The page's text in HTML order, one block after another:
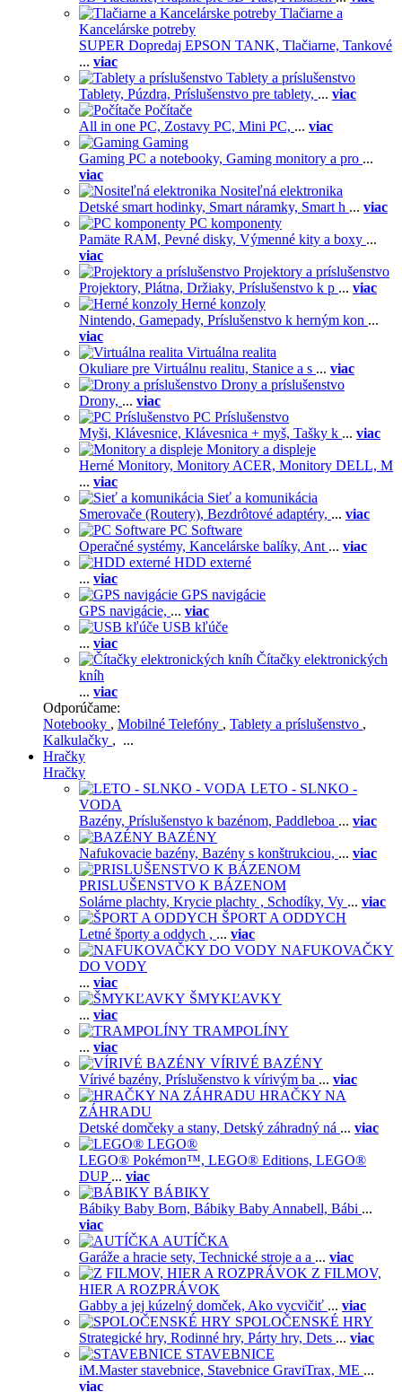
Tlačiarne a
Kancelárske potreby
SUPER Dopredaj EPSON TANK, Tlačiarne, Tankové
... viac
Tablety a príslušenstvo
Tablety, Púzdra, Príslušenstvo pre tablety, ... viac
Počítače
All in one PC, Zostavy PC, Mini PC, ... viac
Gaming
Gaming PC a notebooky, Gaming monitory a pro ...
viac
Nositeľná elektronika
Detské smart hodinky, Smart náramky, Smart h ... viac
PC komponenty
Pamäte RAM, Pevné disky, Výmenné kity a boxy ...
viac
Projektory a príslušenstvo
Projektory, Plátna, Držiaky, Príslušenstvo k p ... viac
Herné konzoly
Nintendo, Gamepady, Príslušenstvo k herným kon ...
viac
Virtuálna realita
Okuliare pre Virtuálnu realitu, Stanice a s ... viac
Drony a príslušenstvo
Drony, ... viac
PC Príslušenstvo
Myši, Klávesnice, Klávesnica + myš, Tašky k ... viac
Monitory a displeje
Herné Monitory, Monitory ACER, Monitory DELL, M
... viac
Sieť a komunikácia
Smerovače (Routery), Bezdrôtové adaptéry, ... viac
PC Software
Operačné systémy, Kancelárske balíky, Ant ... viac
HDD externé
... viac
GPS navigácie
GPS navigácie, ... viac
USB kľúče
... viac
Čítačky elektronických
kníh
... viac
Odporúčame:
Notebooky , Mobilné Telefóny , Tablety a príslušenstvo ,
Kalkulačky , ...
Hračky
Hračky
LETO - SLNKO -
VODA
Bazény, Príslušenstvo k bazénom, Paddleboa ... viac
BAZÉNY
Nafukovacie bazény, Bazény s konštrukciou, ... viac
PRISLUŠENSTVO K BÁZENOM
Solárne plachty, Krycie plachty , Schodíky, Vy ... viac
ŠPORT A ODDYCH
Letné športy a oddych , ... viac
NAFUKOVAČKY
DO VODY
... viac
ŠMYKĽAVKY
... viac
TRAMPOLÍNY
... viac
VÍRIVÉ BAZÉNY
Vírivé bazény, Príslušenstvo k vírivým ba ... viac
HRAČKY NA
ZÁHRADU
Detské domčeky a stany, Detský záhradný ná ... viac
LEGO®
LEGO® Pokémon™, LEGO® Editions, LEGO®
DUP ... viac
BÁBIKY
Bábiky Baby Born, Bábiky Baby Annabell, Bábi ...
viac
AUTÍČKA
Garáže a hracie sety, Technické stroje a a ... viac
Z FILMOV,
HIER A ROZPRÁVOK
Gabby a jej kúzelný domček, Ako vycvičiť ... viac
SPOLOČENSKÉ HRY
Strategické hry, Rodinné hry, Párty hry, Dets ... viac
STAVEBNICE
iM.Master stavebnice, Stavebnice GraviTrax, ME ...
viac